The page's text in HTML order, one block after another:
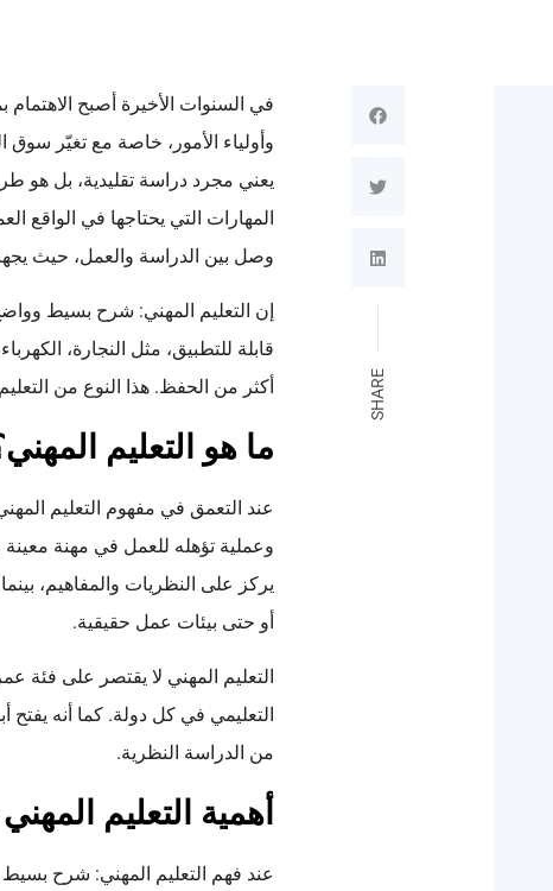
SHARE
في السنوات الأخيرة أصبح
وأولياء الأمور، خاصة مع تغيّر سوق
يعني مجرد دراسة تقليدية، بل هو
المهارات التي يحتاجها في الواقع
وصل بين الدراسة والعمل، حيث
إن التعليم المهني: شرح بسيط
قابلة للتطبيق، مثل النجارة،
أكثر من الحفظ. هذا النوع من
ما هو التعليم
عند التعمق في مفهوم التعليم
وعملية تؤهله للعمل في مهنة معينة
يركز على النظريات والمفاهيم،
أو حتى بيئات عمل حقيقية.
التعليم المهني لا يقتصر على فئة
التعليمي في كل دولة. كما أنه
من الدراسة النظرية.
أهمية التعليم
عند فهم التعليم المهني: شرح